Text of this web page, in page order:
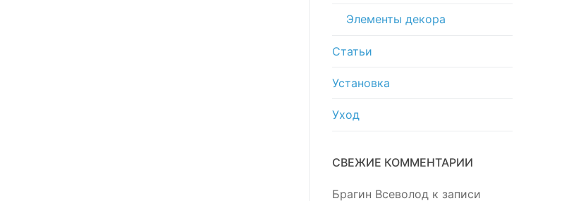
Элементы декора
Статьи
Установка
Уход
СВЕЖИЕ КОММЕНТАРИИ
Брагин Всеволод к записи